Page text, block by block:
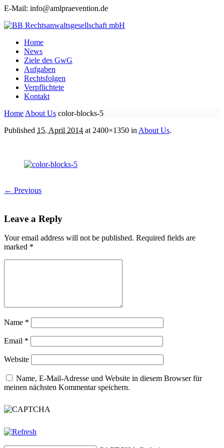
E-Mail: info@amlpraevention.de
Home
News
Ziele des GwG
Aufgaben
Rechtsfolgen
Verpflichtete
Kontakt
Home About Us color-blocks-5
Published 15. April 2014 at 2400×1350 in About Us.
← Previous
Leave a Reply
Your email address will not be published. Required fields are
marked *
Name *
Email *
Website
Name, E-Mail-Adresse und Website in diesem Browser für
meinen nächsten Kommentar speichern.